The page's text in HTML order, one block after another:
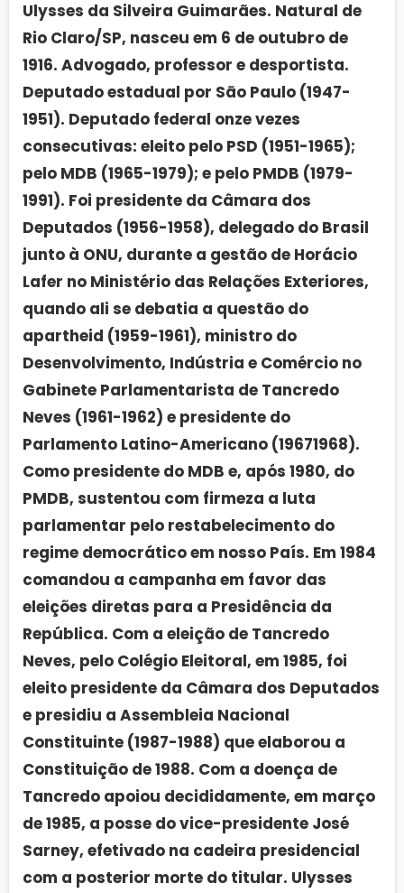
Ulysses da Silveira Guimarães. Natural de
Rio Claro/SP, nasceu em 6 de outubro de
1916. Advogado, professor e desportista.
Deputado estadual por São Paulo (1947-
1951). Deputado federal onze vezes
consecutivas: eleito pelo PSD (1951-1965);
pelo MDB (1965-1979); e pelo PMDB (1979-
1991). Foi presidente da Câmara dos
Deputados (1956-1958), delegado do Brasil
junto à ONU, durante a gestão de Horácio
Lafer no Ministério das Relações Exteriores,
quando ali se debatia a questão do
apartheid (1959-1961), ministro do
Desenvolvimento, Indústria e Comércio no
Gabinete Parlamentarista de Tancredo
Neves (1961-1962) e presidente do
Parlamento Latino-Americano (19671968).
Como presidente do MDB e, após 1980, do
PMDB, sustentou com firmeza a luta
parlamentar pelo restabelecimento do
regime democrático em nosso País. Em 1984
comandou a campanha em favor das
eleições diretas para a Presidência da
República. Com a eleição de Tancredo
Neves, pelo Colégio Eleitoral, em 1985, foi
eleito presidente da Câmara dos Deputados
e presidiu a Assembleia Nacional
Constituinte (1987-1988) que elaborou a
Constituição de 1988. Com a doença de
Tancredo apoiou decididamente, em março
de 1985, a posse do vice-presidente José
Sarney, efetivado na cadeira presidencial
com a posterior morte do titular. Ulysses